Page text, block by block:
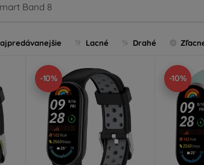
Band 8
Lacné Drahé
-10% -10%